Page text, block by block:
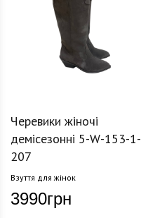
Черевики жіночі
демісезонні 5-W-153-1-
207
Взуття для жінок
3990грн